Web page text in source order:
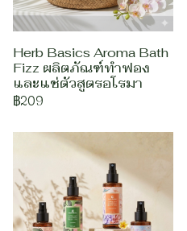
Herb Basics Aroma Bath
Fizz ผลิตภัณฑ์ทำฟอง
และแช่ตัวสูตรอโรมา
฿209